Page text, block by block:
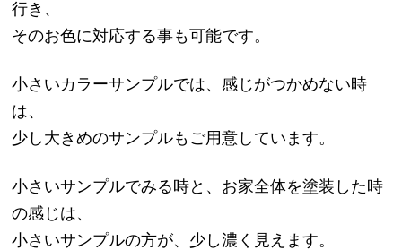
行き、
そのお色に対応する事も可能です。
小さいカラーサンプルでは、感じがつかめない時
は、
少し大きめのサンプルもご用意しています。
小さいサンプルでみる時と、お家全体を塗装した時
の感じは、
小さいサンプルの方が、少し濃く見えます。